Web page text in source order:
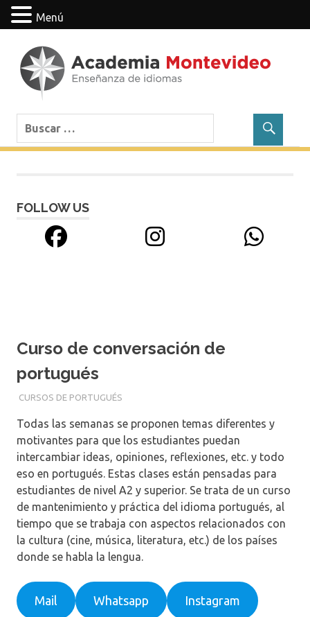
contenido
Academia
Montevideo
de
francés,
ruso
portugués
FOLLOW US
Curso de conversación de
portugués
09/06/2017
UTZ HOESER
CURSOS DE PORTUGUÉS
Todas las semanas se proponen temas diferentes y
motivantes para que los estudiantes puedan
intercambiar ideas, opiniones, reflexiones, etc. y todo
eso en portugués. Estas clases están pensadas para
estudiantes de nivel A2 y superior. Se trata de un curso
de mantenimiento y práctica del idioma portugués, al
tiempo que se trabaja con aspectos relacionados con
la cultura (cine, música, literatura, etc.) de los países
donde se habla la lengua.
Mail Whatsapp Instagram
Menú